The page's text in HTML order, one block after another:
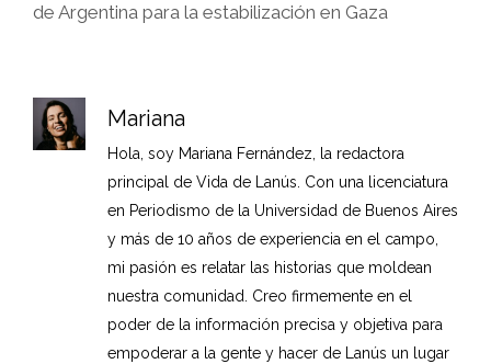
de Argentina para la estabilización en Gaza
Mariana
Hola, soy Mariana Fernández, la redactora
principal de Vida de Lanús. Con una licenciatura
en Periodismo de la Universidad de Buenos Aires
y más de 10 años de experiencia en el campo,
mi pasión es relatar las historias que moldean
nuestra comunidad. Creo firmemente en el
poder de la información precisa y objetiva para
empoderar a la gente y hacer de Lanús un lugar